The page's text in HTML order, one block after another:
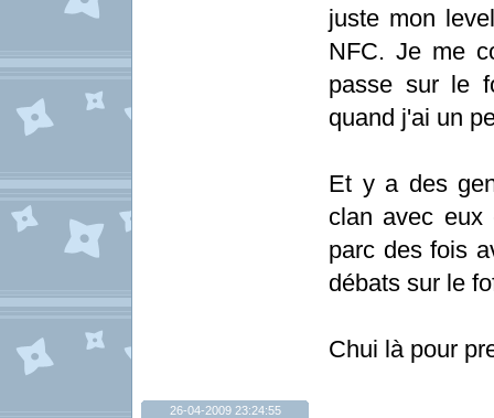
juste mon
NFC. Je me
passe sur le
quand j'ai un
Et y a des
clan avec
parc des fois
débats sur le
Chui là pour
26-04-2009 23:24:55